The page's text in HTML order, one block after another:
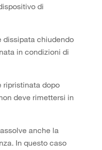
di
dissipata chiudendo
in condizioni di
ripristinata dopo
deve rimettersi in
anche la
In questo caso